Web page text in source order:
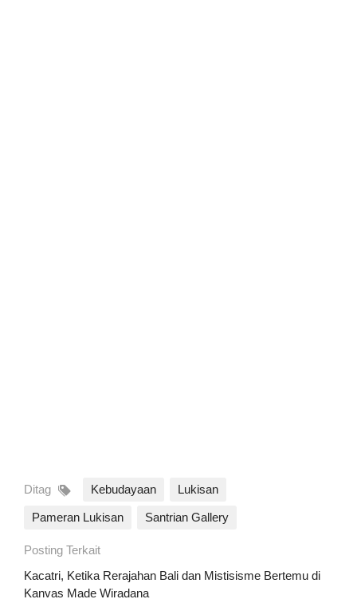
Ditag Kebudayaan Lukisan
Pameran Lukisan Santrian Gallery
Posting Terkait
Kacatri, Ketika Rerajahan Bali dan Mistisisme Bertemu di
Kanvas Made Wiradana